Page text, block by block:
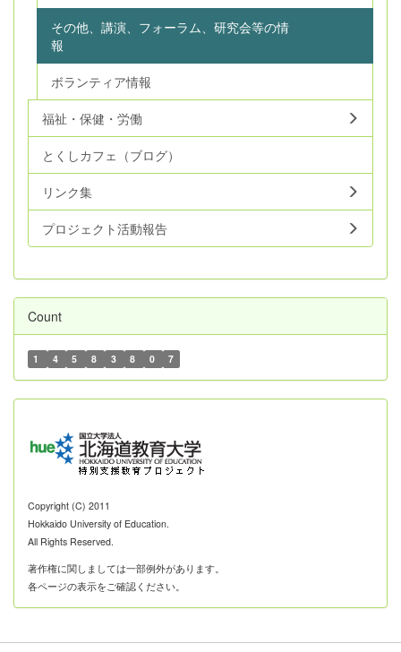
その他、講演、フォーラム、研究会等の情
報
ボランティア情報
福祉・保健・労働
とくしカフェ（ブログ）
リンク集
プロジェクト活動報告
Count
1 4 5 8 3 8 0 7
Copyright (C) 2011
Hokkaido University of Education.
All Rights Reserved.
著作権に関しましては一部例外があります。
各ページの表示をご確認ください。